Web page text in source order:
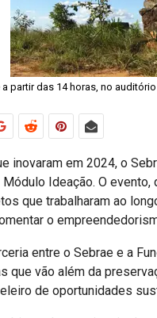
partir das 14 horas, no
inovaram em 2024, o
Ideação. O
que trabalharam ao
o
entre o Sebrae e a
que vão além da
de oportunidades